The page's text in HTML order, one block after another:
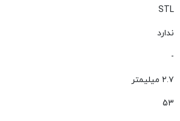
STL
ندارد
-
۲.۷ میلیمتر
53